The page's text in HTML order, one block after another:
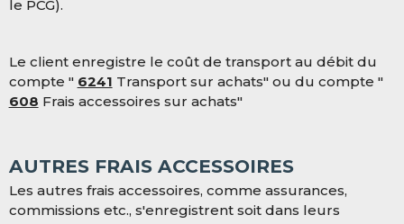
le PCG).
Le client enregistre le coût de transport au débit du
compte " 6241 Transport sur achats" ou du compte "
608 Frais accessoires sur achats"
AUTRES FRAIS ACCESSOIRES
Les autres frais accessoires, comme assurances,
commissions etc., s'enregistrent soit dans leurs